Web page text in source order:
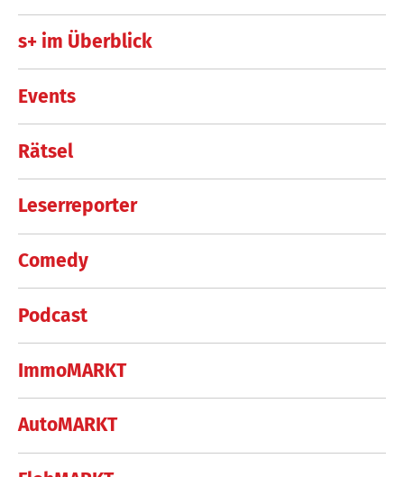
s+ im Überblick
Events
Rätsel
Leserreporter
Comedy
Podcast
ImmoMARKT
AutoMARKT